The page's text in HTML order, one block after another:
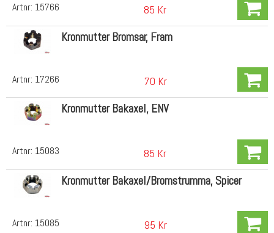
Artnr: 15766 85 Kr
Artnr: 17266
Kronmutter Bromsar, Fram
70 Kr
Artnr: 15083
Kronmutter Bakaxel, ENV
85 Kr
Artnr: 15085
Kronmutter Bakaxel/Bromstrumma, Spicer
95 Kr